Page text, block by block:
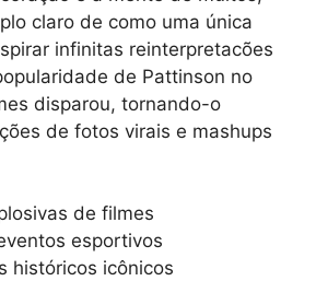
claro de como uma única
infinitas reinterpretacões
de Pattinson no
disparou, tornando-o
de fotos virais e mashups
de filmes
esportivos
históricos icônicos